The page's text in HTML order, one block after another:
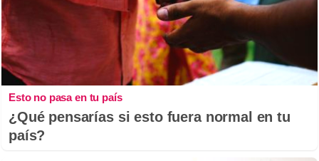
Esto no pasa en tu país
¿Qué pensarías si esto fuera normal en tu
país?